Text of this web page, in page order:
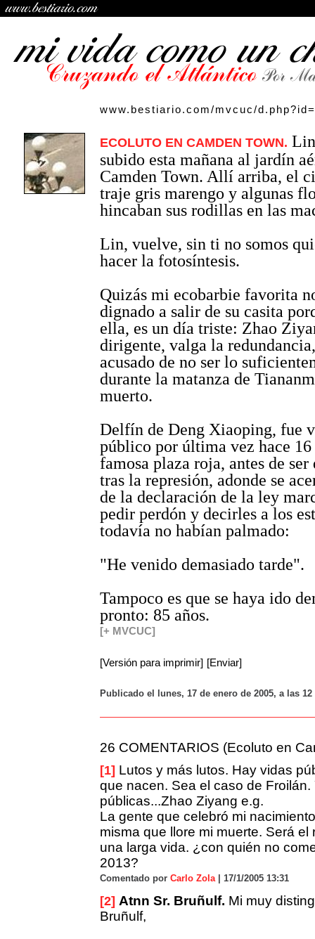
www.bestiario.com/mvcuc/
ECOLUTO EN CAMDEN TOWN.
subido esta mañana al jardín
Camden Town. Allí arriba, el
traje gris marengo y algunas
hincaban sus rodillas en las
Lin, vuelve, sin ti no somos
hacer la fotosíntesis.
Quizás mi ecobarbie favorita
dignado a salir de su casita
ella, es un día triste: Zhao
dirigente, valga la
acusado de no ser lo
durante la matanza de
muerto.
Delfín de Deng Xiaoping, fue
público por última vez hace 16
famosa plaza roja, antes de
tras la represión, adonde se
de la declaración de la ley
pedir perdón y decirles a los
todavía no habían palmado:
"He venido demasiado tarde".
Tampoco es que se haya ido
pronto: 85 años.
[+ MVCUC]
[Versión para imprimir] [Enviar]
Publicado el lunes, 17 de enero de 2005, a las
26 COMENTARIOS (Ecoluto en
[1] Lutos y más lutos. Hay vidas
que nacen. Sea el caso de Froilán.
públicas...Zhao Ziyang e.g.
La gente que celebró mi
misma que llore mi muerte. Será el
una larga vida. ¿con quién no
2013?
Comentado por Carlo Zola| 17/1/2005 13:31
[2] Atnn Sr. Bruñulf. Mi muy
Bruñulf,